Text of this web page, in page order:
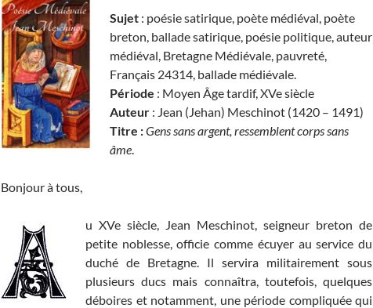
Sujet : poésie satirique, poète médiéval, poète
breton, ballade satirique, poésie politique, auteur
médiéval, Bretagne Médiévale, pauvreté,
Français 24314, ballade médiévale.
Période : Moyen Âge tardif, XVe siècle
Auteur : Jean (Jehan) Meschinot (1420 – 1491)
Titre :Gens sans argent, ressemblent corps sans
âme.
Bonjour à tous,
u XVe siècle, Jean Meschinot, seigneur breton de
petite noblesse, officie comme écuyer au service du
duché de Bretagne. Il servira militairement sous
plusieurs ducs mais connaîtra, toutefois, quelques
déboires et notamment, une période compliquée qui